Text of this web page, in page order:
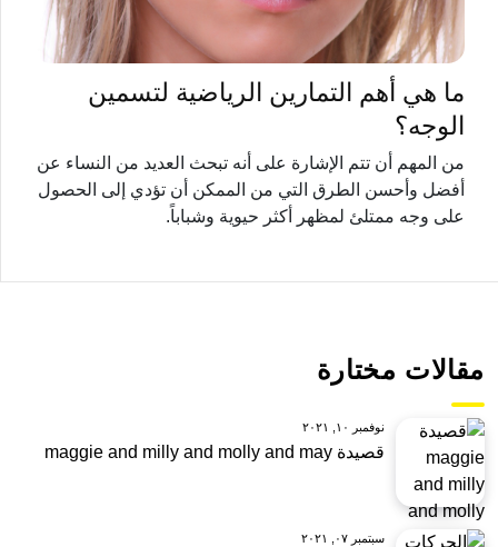
ما هي أهم التمارين الرياضية لتسمين
الوجه؟
من المهم أن تتم الإشارة على أنه تبحث العديد من النساء عن
أفضل وأحسن الطرق التي من الممكن أن تؤدي إلى الحصول
على وجه ممتلئ لمظهر أكثر حيوية وشباباً.
مقالات مختارة
نوفمبر ١٠, ٢٠٢١
قصيدة maggie and milly and molly and may
سبتمبر ٠٧, ٢٠٢١